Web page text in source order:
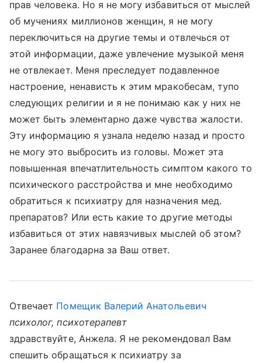
прав человека. Но я не могу избавиться от мыслей
об мучениях миллионов женщин, я не могу
переключиться на другие темы и отвлечься от
этой информации, даже увлечение музыкой меня
не отвлекает. Меня преследует подавленное
настроение, ненависть к этим мракобесам, тупо
следующих религии и я не понимаю как у них не
может быть элементарно даже чувства жалости.
Эту информацию я узнала неделю назад и просто
не могу это выбросить из головы. Может эта
повышенная впечатлительность симптом какого то
психического расстройства и мне необходимо
обратиться к психиатру для назначения мед.
препаратов? Или есть какие то другие методы
избавиться от этих навязчивых мыслей об этом?
Заранее благодарна за Ваш ответ.
Отвечает Помещик Валерий Анатольевич
психолог, психотерапевт
здравствуйте, Анжела. Я не рекомендовал Вам
спешить обращаться к психиатру за